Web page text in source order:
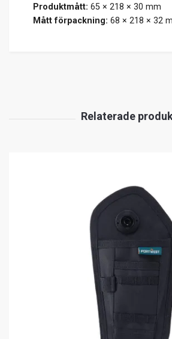
Produktmått: 65 × 218 × 30 mm
Mått förpackning: 68 × 218 × 32